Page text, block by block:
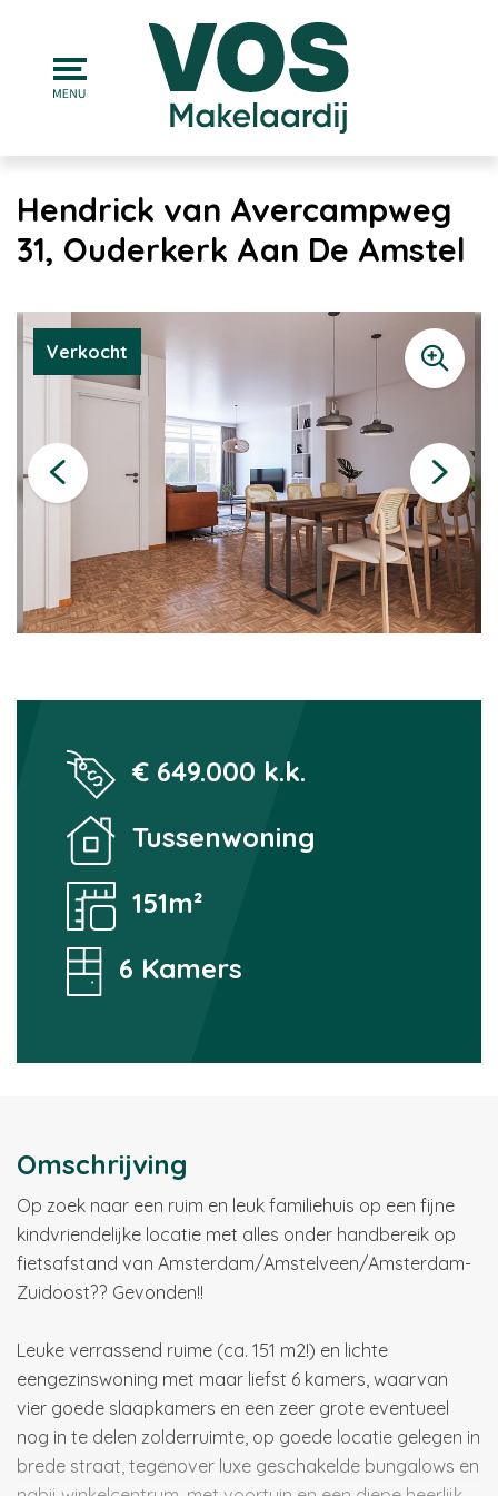
Hendrick van Avercampweg
31, Ouderkerk Aan De Amstel
Verkocht
€ 649.000 k.k.
Tussenwoning
151m²
6 Kamers
Omschrijving
Op zoek naar een ruim en leuk familiehuis op een fijne
kindvriendelijke locatie met alles onder handbereik op
fietsafstand van Amsterdam/Amstelveen/Amsterdam-
Zuidoost?? Gevonden!!
Leuke verrassend ruime (ca. 151 m2!) en lichte
eengezinswoning met maar liefst 6 kamers, waarvan
vier goede slaapkamers en een zeer grote eventueel
nog in te delen zolderruimte, op goede locatie gelegen in
brede straat, tegenover luxe geschakelde bungalows en